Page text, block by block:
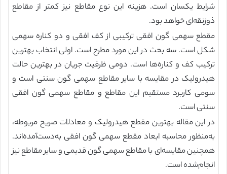
شرایط یکسان است. هزینه این نوع مقاطع نیز کمتر از مقاطع
ذوزنقه‌ای خواهد بود.
مقطع سهمی گون افقی ترکیبی از کف افقی و دو کناره سهمی
شکل است. سه بحث در این مورد مطرح است. اولی انتخاب بهترین
ترکیب کف و کناره‌ها است. دومی ظرفیت جریان در بهترین حالت
هیدرولیک در مقایسه با سایر مقاطع سهمی گون سنتی است و
سومی کاربرد مستقیم این مقاطع و مقاطع سهمی گون افقی
سنتی است.
در این مقاله بهترین مقطع هیدرولیک و معادلات صریح مربوطه،
به‌منظور محاسبه ابعاد مقطع سهمی گون افقی به‌دست‌آمده‌اند.
همچنین مقایسه‌ای با مقاطع سهمی گون قدیمی و سایر مقاطع نیز
انجام‌شده است.